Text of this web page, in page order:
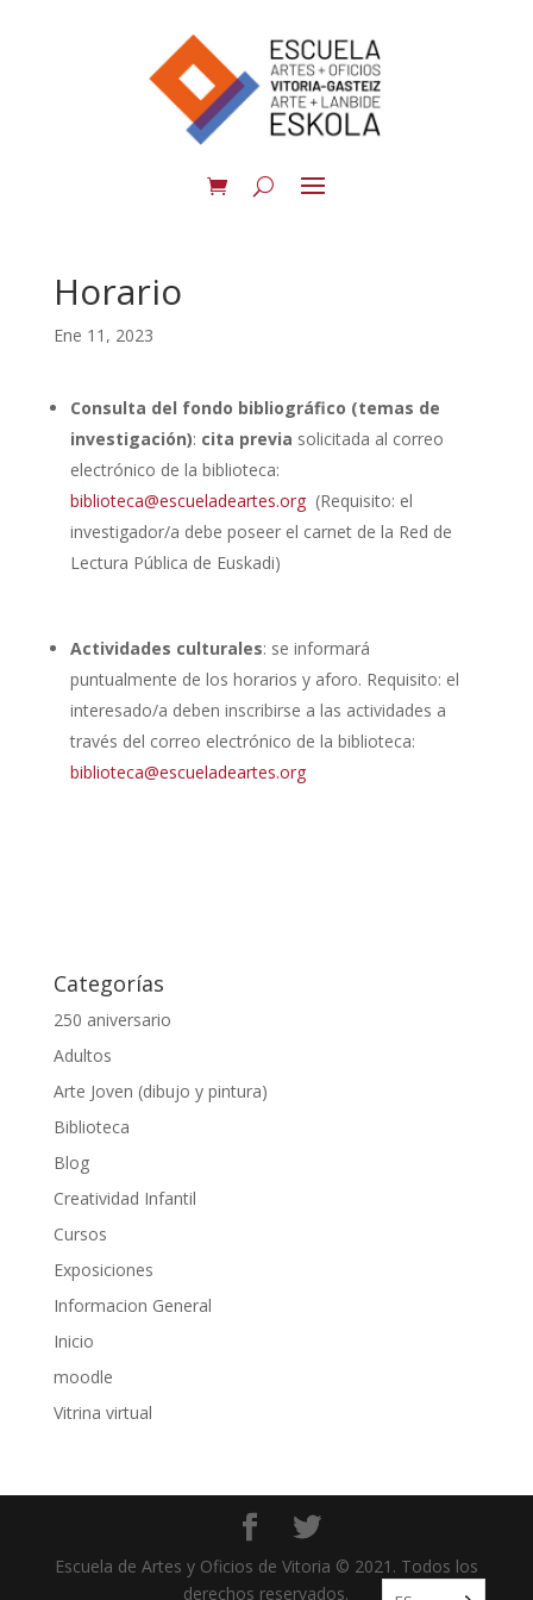
Horario
Ene 11, 2023
Consulta del fondo bibliográfico (temas de
investigación): cita previa solicitada al correo
electrónico de la biblioteca:
biblioteca@escueladeartes.org(Requisito: el
investigador/a debe poseer el carnet de la Red de
Lectura Pública de Euskadi)
Actividades culturales: se informará
puntualmente de los horarios y aforo. Requisito: el
interesado/a deben inscribirse a las actividades a
través del correo electrónico de la biblioteca:
biblioteca@escueladeartes.org
Categorías
250 aniversario
Adultos
Arte Joven (dibujo y pintura)
Biblioteca
Blog
Creatividad Infantil
Cursos
Exposiciones
Informacion General
Inicio
moodle
Vitrina virtual
Escuela de Artes y Oficios de Vitoria © 2021. Todos los
derechos reservados.